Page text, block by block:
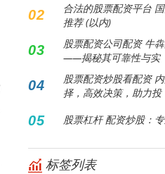
02
合法的股票配资平台
推荐 (以内)
03
股票配资公司配资 牛
——揭秘其可靠性与实
04
股票配资炒股看配资
择，高效决策，助力投
05 股票杠杆 配资炒股：
标签列表